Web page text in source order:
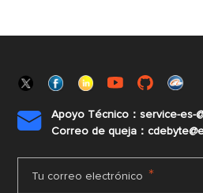

Apoyo Técnico：service-es-
Correo de queja：
Tu correo electrónico *